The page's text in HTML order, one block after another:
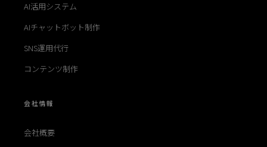
AI活用システム
AIチャットボット制作
SNS運用代行
コンテンツ制作
会社情報
会社概要